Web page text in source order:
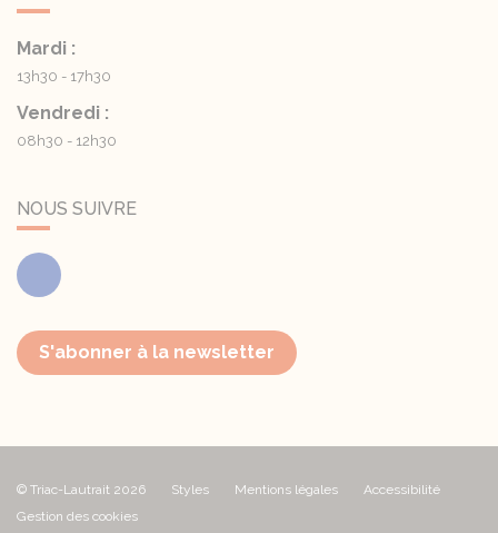
Mardi :
13h30 - 17h30
Vendredi :
08h30 - 12h30
NOUS SUIVRE
Facebook
S'abonner à la newsletter
© Triac-Lautrait 2026 Styles Mentions légales
Accessibilité
Gestion des cookies